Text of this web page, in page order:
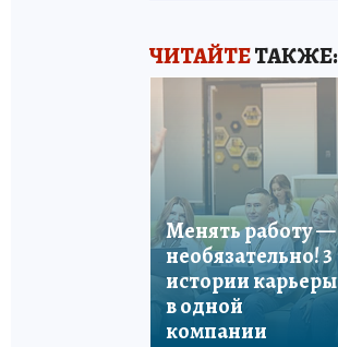
ЧИТАЙТЕТАКЖЕ:
Менять работу —
необязательно! 3
истории карьеры
в одной
компании